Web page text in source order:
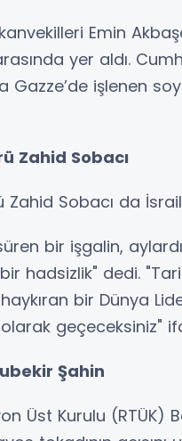
Emin
yer aldı.
Gazze’de işlenen
Zahid Sobacı
Zahid Sobacı da
bir işgalin,
hadsizlik" dedi.
bir Dünya
olarak geçeceksiniz"
Şahin
Üst Kurulu (RTÜK)